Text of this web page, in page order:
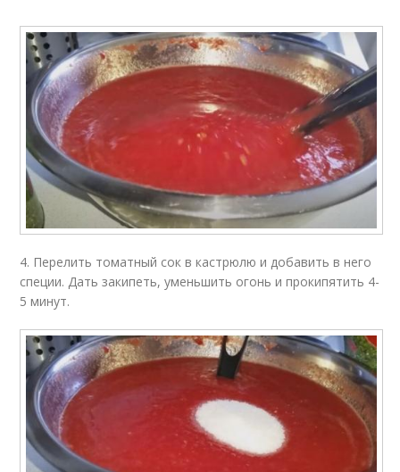
4. Перелить томатный сок в кастрюлю и добавить в него
специи. Дать закипеть, уменьшить огонь и прокипятить 4-
5 минут.